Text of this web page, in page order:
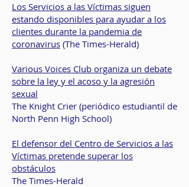
Los Servicios a las Víctimas siguen
estando disponibles para ayudar a los
clientes durante la pandemia de
coronavirus (The Times-Herald)
Various Voices Club organiza un debate
sobre la ley y el acoso y la agresión
sexual
The Knight Crier (periódico estudiantil de
North Penn High School)
El defensor del Centro de Servicios a las
Víctimas pretende superar los
obstáculos
The Times-Herald